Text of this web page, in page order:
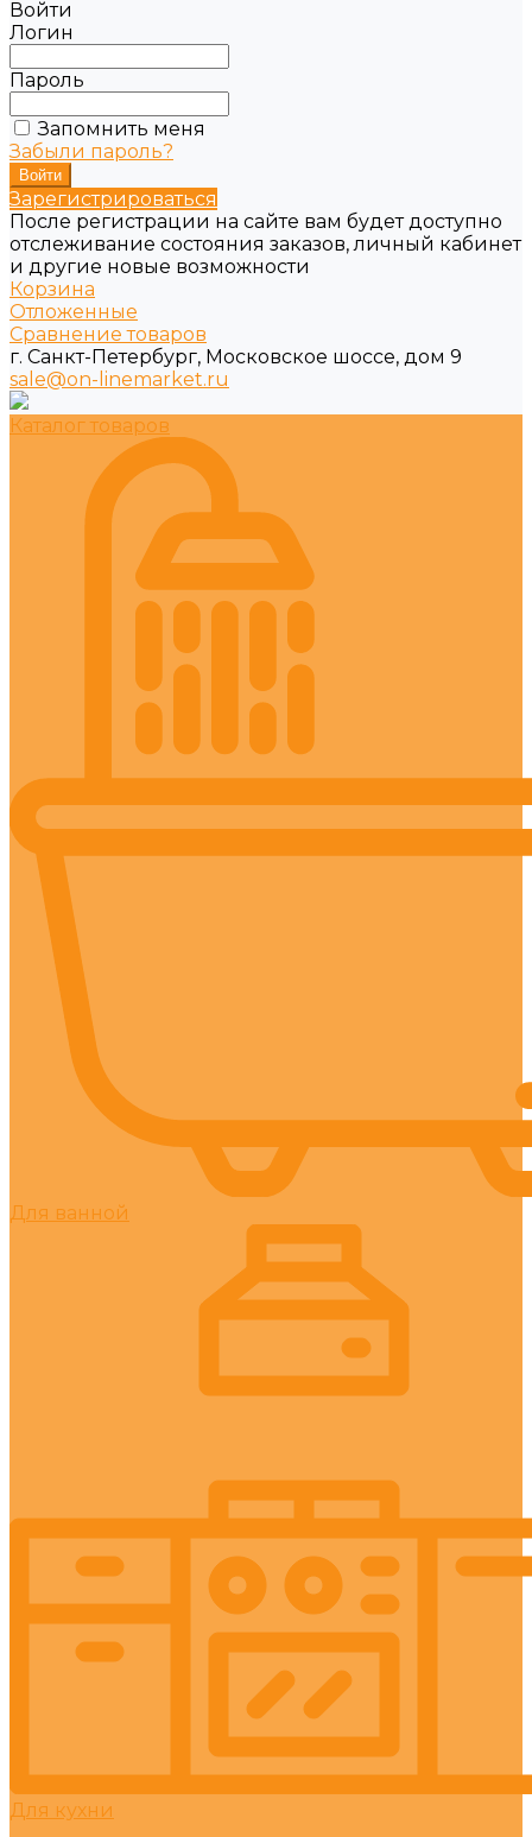
Войти
Логин
Пароль
Запомнить меня
Забыли пароль?
Зарегистрироваться
После регистрации на сайте вам будет доступно
отслеживание состояния заказов, личный кабинет
и другие новые возможности
Корзина
Отложенные
Сравнение товаров
г. Санкт-Петербург, Московское шоссе, дом 9
sale@on-linemarket.ru
Каталог товаров
Для ванной
Для кухни